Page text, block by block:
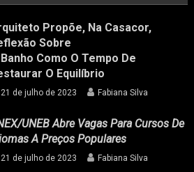
Propõe, Na Casacor,
Sobre
Como O Tempo De
O Equilíbrio
21 de julho de 2023 Fabiana Silva
UNEB Abre Vagas Para Cursos De
A Preços Populares
21 de julho de 2023 Fabiana Silva